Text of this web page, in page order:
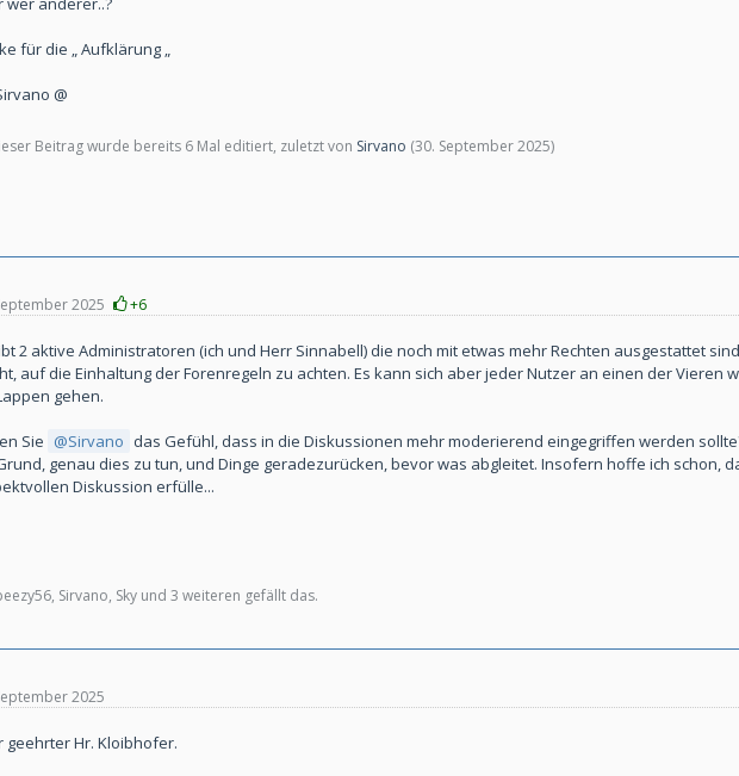
für die „ Aufklärung „
@
Beitrag wurde bereits 6 Mal editiert, zuletzt von Sirvano (30. September 2025)
2025 +6
2 aktive Administratoren (ich und Herr Sinnabell) die noch mit etwas mehr Rechten ausgestattet
auf die Einhaltung der Forenregeln zu achten. Es kann sich aber jeder Nutzer an einen der
gehen.
Sie Sirvano das Gefühl, dass in die Diskussionen mehr moderierend eingegriffen werden
genau dies zu tun, und Dinge geradezurücken, bevor was abgleitet. Insofern hoffe ich schon,
Diskussion erfülle...
Sirvano, Sky und 3 weiteren gefällt das.
2025
geehrter Hr. Kloibhofer.